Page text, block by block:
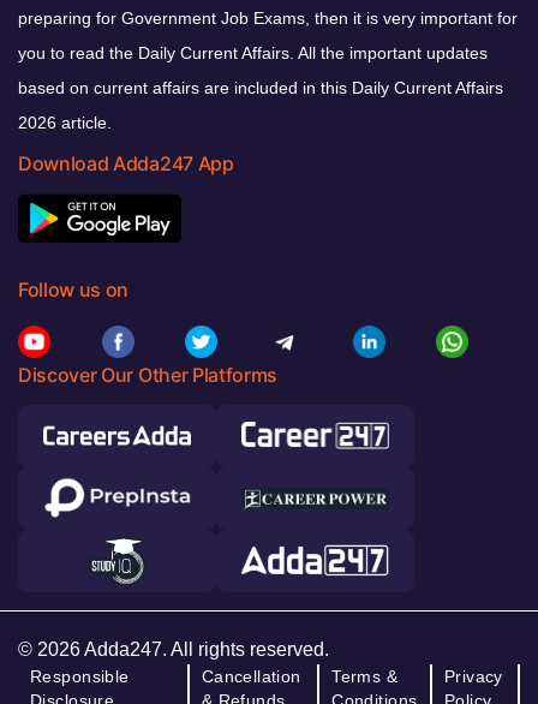
preparing for Government Job Exams, then it is very important for
you to read the Daily Current Affairs. All the important updates
based on current affairs are included in this Daily Current Affairs
2026 article.
Download Adda247 App
Follow us on
Discover Our Other Platforms
© 2026 Adda247. All rights reserved.
Responsible
Disclosure
Cancellation
& Refunds
Terms &
Conditions
Privacy
Policy